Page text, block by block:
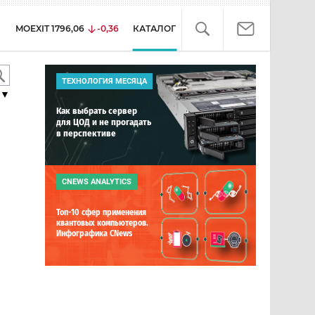
MOEXIT 1796,06 -0,36 КАТАЛОГ
▼
ТЕХНОЛОГИЯ МЕСЯЦА
Как выбрать сервер
для ЦОД и не прогадать
в перспективе
CNEWS ANALYTICS
Топ-10 сфер применения
квантовых компьютеров.
Инфографика CNews